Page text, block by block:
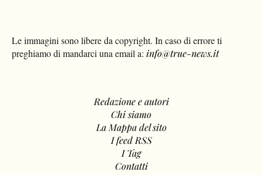
Le immagini sono libere da copyright. In caso di errore ti
preghiamo di mandarci una email a: info@true-news.it
Redazione e autori
Chi siamo
La Mappa del sito
I feed RSS
I Tag
Contatti